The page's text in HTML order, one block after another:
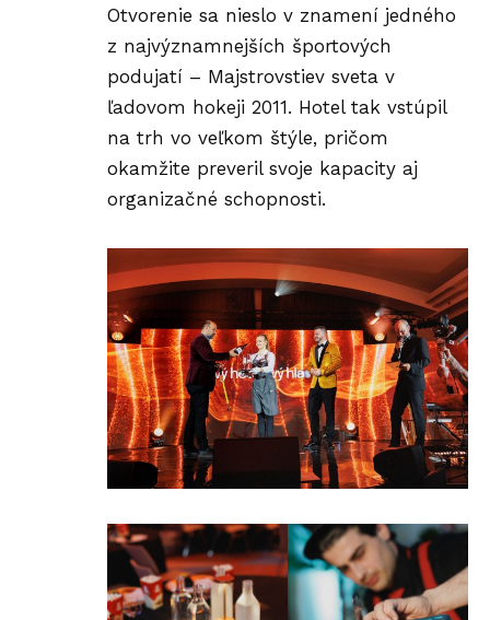
Otvorenie sa nieslo v znamení jedného
z najvýznamnejších športových
podujatí – Majstrovstiev sveta v
ľadovom hokeji 2011. Hotel tak vstúpil
na trh vo veľkom štýle, pričom
okamžite preveril svoje kapacity aj
organizačné schopnosti.